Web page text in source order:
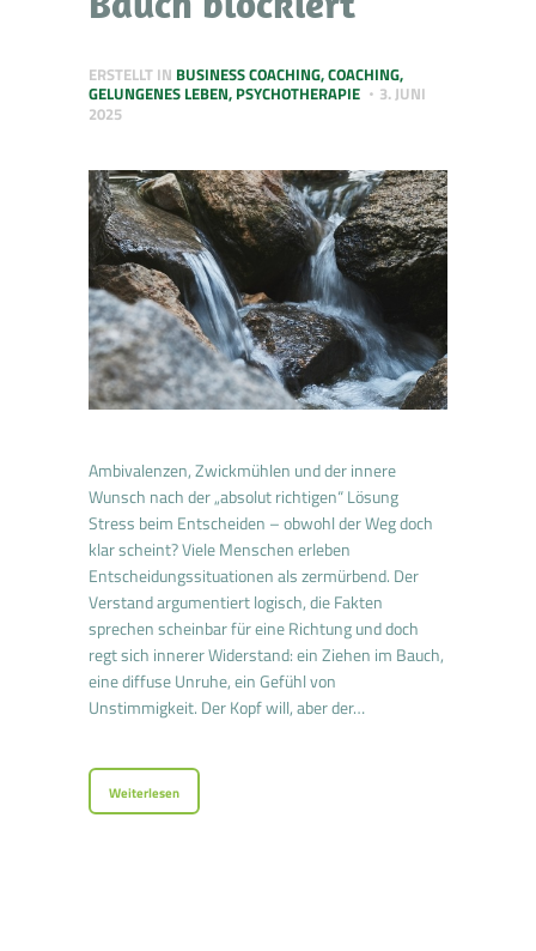
ERSTELLT IN BUSINESS COACHING,COACHING,
GELUNGENES LEBEN, PSYCHOTHERAPIE
3. JUNI
2025
Ambivalenzen, Zwickmühlen und der innere
Wunsch nach der „absolut richtigen“ Lösung
Stress beim Entscheiden – obwohl der Weg doch
klar scheint? Viele Menschen erleben
Entscheidungssituationen als zermürbend. Der
Verstand argumentiert logisch, die Fakten
sprechen scheinbar für eine Richtung und doch
regt sich innerer Widerstand: ein Ziehen im Bauch,
eine diffuse Unruhe, ein Gefühl von
Unstimmigkeit. Der Kopf will, aber der…
Weiterlesen